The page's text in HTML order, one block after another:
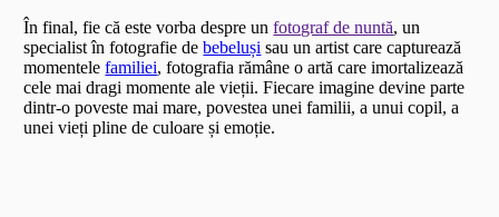
În final, fie că este vorba despre unfotograf de nuntă, un
specialist în fotografie debebeluși sau un artist care capturează
momentelefamiliei, fotografia rămâne o artă care imortalizează
cele mai dragi momente ale vieții. Fiecare imagine devine parte
dintr-o poveste mai mare, povestea unei familii, a unui copil, a
unei vieți pline de culoare și emoție.